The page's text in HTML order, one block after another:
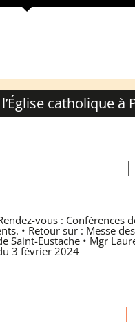
catholique à
vous : Conférences
• Retour sur : Messe
Saint-Eustache • Mgr
3 février 2024
|